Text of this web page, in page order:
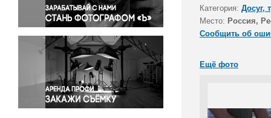
Происшествия и конфликты
Религия
Светская жизнь
Спорт
Экология
Экономика и бизнес
Категория: Досуг,
Место: Россия,
Сообщить об
Ещё фото